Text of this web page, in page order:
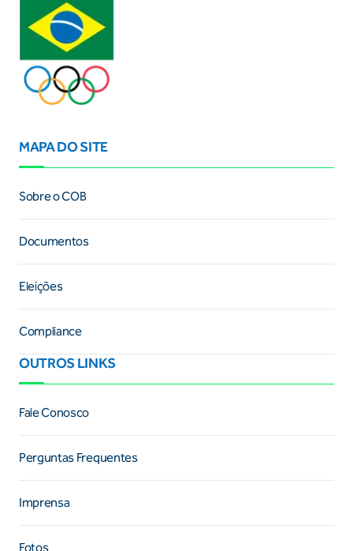
MAPA DO SITE
Sobre o COB
Documentos
Eleições
Compliance
OUTROS LINKS
Fale Conosco
Perguntas Frequentes
Imprensa
Fotos